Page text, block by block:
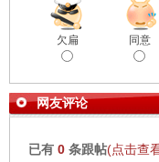
欠扁 同意
网友评论
已有 0 条跟帖(点击查